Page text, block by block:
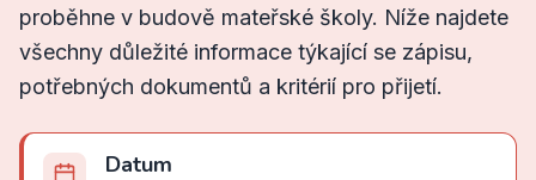
proběhne v budově mateřské školy. Níže najdete
všechny důležité informace týkající se zápisu,
potřebných dokumentů a kritérií pro přijetí.
Datum